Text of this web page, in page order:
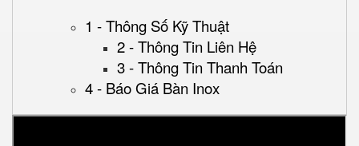
1 - Thông Số Kỹ Thuật
2 - Thông Tin Liên Hệ
3 - Thông Tin Thanh Toán
4 - Báo Giá Bàn Inox